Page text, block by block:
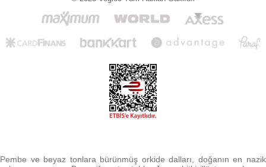
Pembe ve beyaz tonlara bürünmüş orkide dalları, doğanın en nazik